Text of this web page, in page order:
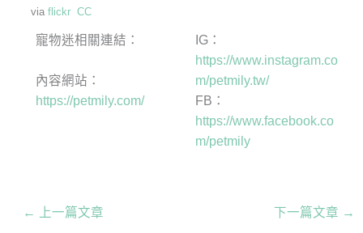
via flickr CC
寵物迷相關連結：
內容網站：
https://petmily.com/
IG：
https://www.instagram.co
m/petmily.tw/
FB：
https://www.facebook.co
m/petmily
← 上一篇文章 下一篇文章 →